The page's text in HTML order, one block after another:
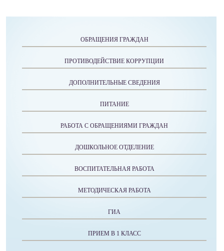
ОБРАЩЕНИЯ ГРАЖДАН
ПРОТИВОДЕЙСТВИЕ КОРРУПЦИИ
ДОПОЛНИТЕЛЬНЫЕ СВЕДЕНИЯ
ПИТАНИЕ
РАБОТА С ОБРАЩЕНИЯМИ ГРАЖДАН
ДОШКОЛЬНОЕ ОТДЕЛЕНИЕ
ВОСПИТАТЕЛЬНАЯ РАБОТА
МЕТОДИЧЕСКАЯ РАБОТА
ГИА
ПРИЕМ В 1 КЛАСС